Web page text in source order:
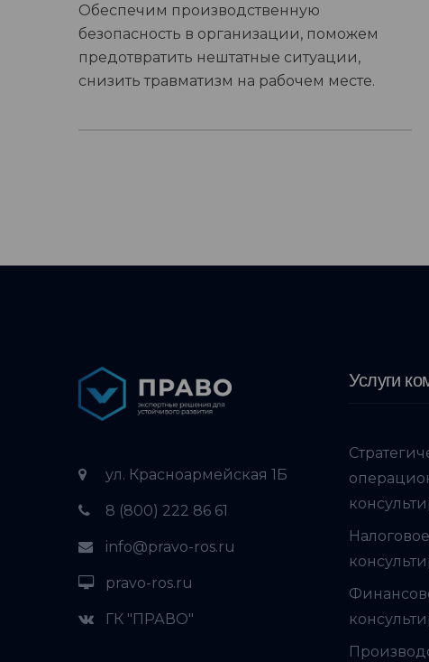
Обеспечим производственную
безопасность в организации, поможем
предотвратить нештатные ситуации,
снизить травматизм на рабочем месте.
ул. Красноармейская 1Б
8 (800) 222 86 61
info@pravo-ros.ru
pravo-ros.ru
ГК "ПРАВО"
Услуги